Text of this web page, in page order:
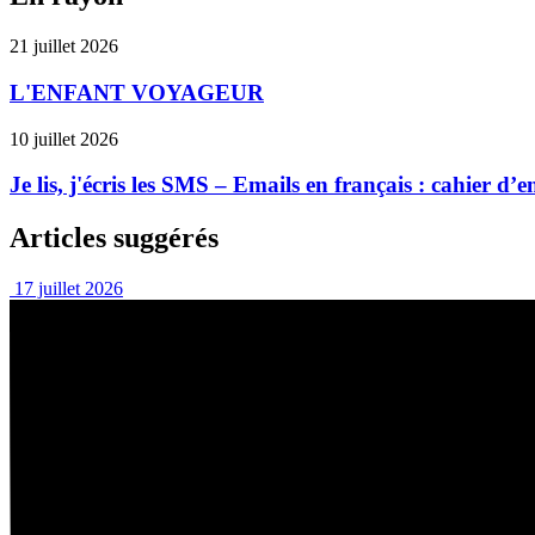
21 juillet 2026
L'ENFANT VOYAGEUR
10 juillet 2026
Je lis, j'écris les SMS – Emails en français : cahier
Articles suggérés
17 juillet 2026